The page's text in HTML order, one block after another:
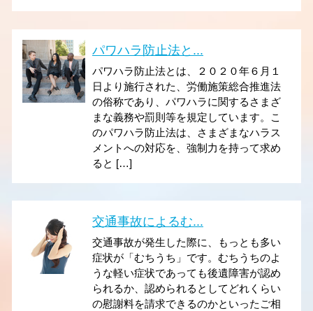
パワハラ防止法と...
パワハラ防止法とは、２０２０年６月１
日より施行された、労働施策総合推進法
の俗称であり、パワハラに関するさまざ
まな義務や罰則等を規定しています。こ
のパワハラ防止法は、さまざまなハラス
メントへの対応を、強制力を持って求め
ると […]
交通事故によるむ...
交通事故が発生した際に、もっとも多い
症状が「むちうち」です。むちうちのよ
うな軽い症状であっても後遺障害が認め
られるか、認められるとしてどれくらい
の慰謝料を請求できるのかといったご相